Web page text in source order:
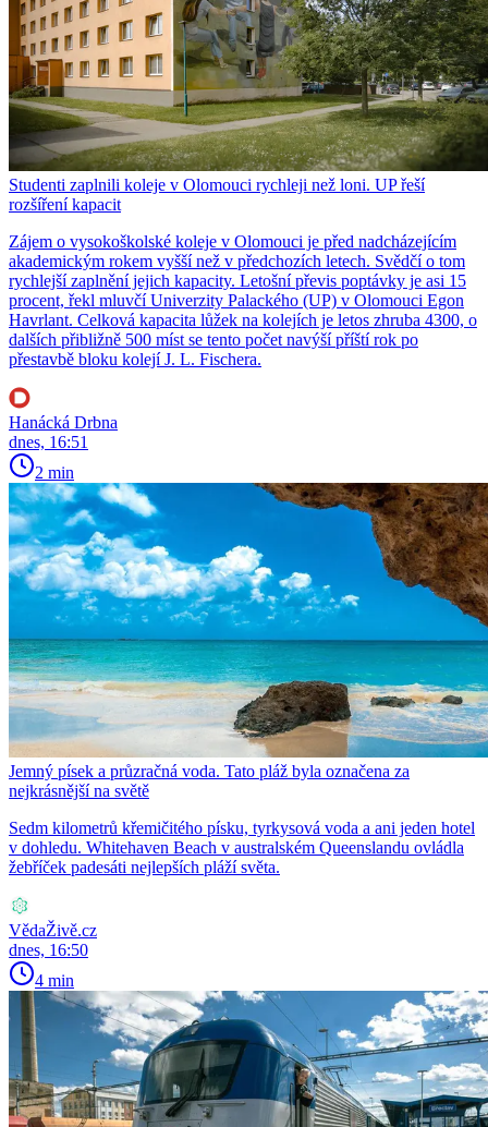
Studenti zaplnili koleje v Olomouci rychleji než loni. UP řeší
rozšíření kapacit
Zájem o vysokoškolské koleje v Olomouci je před nadcházejícím
akademickým rokem vyšší než v předchozích letech. Svědčí o tom
rychlejší zaplnění jejich kapacity. Letošní převis poptávky je asi 15
procent, řekl mluvčí Univerzity Palackého (UP) v Olomouci Egon
Havrlant. Celková kapacita lůžek na kolejích je letos zhruba 4300, o
dalších přibližně 500 míst se tento počet navýší příští rok po
přestavbě bloku kolejí J. L. Fischera.
Hanácká Drbna
dnes, 16:51
2 min
Jemný písek a průzračná voda. Tato pláž byla označena za
nejkrásnější na světě
Sedm kilometrů křemičitého písku, tyrkysová voda a ani jeden hotel
v dohledu. Whitehaven Beach v australském Queenslandu ovládla
žebříček padesáti nejlepších pláží světa.
VědaŽivě.cz
dnes, 16:50
4 min